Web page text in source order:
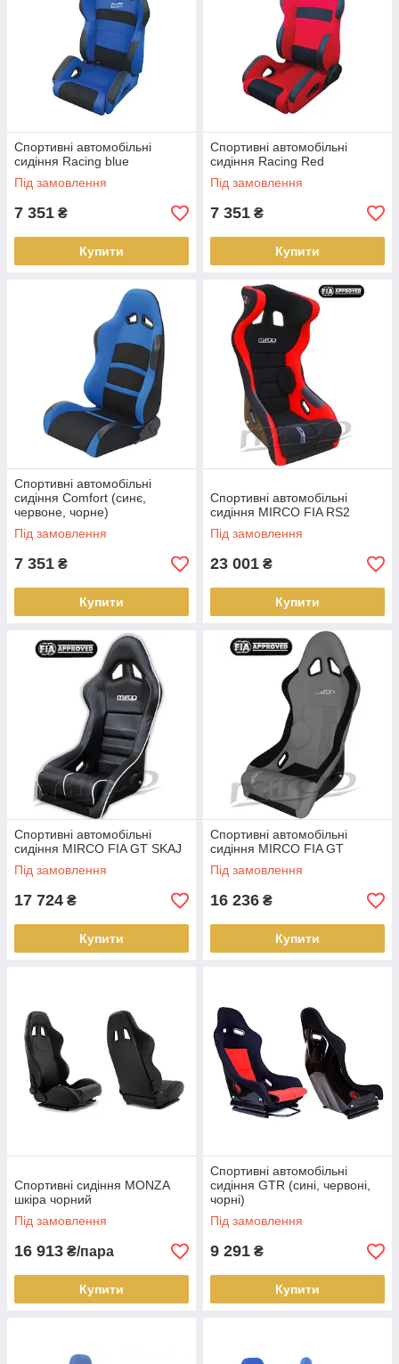
Спортивні автомобільні
сидіння Racing blue
Під замовлення
7 351 ₴
Купити
Спортивні автомобільні
сидіння Racing Red
Під замовлення
7 351 ₴
Купити
Спортивні автомобільні
сидіння Comfort (синє,
червоне, чорне)
Під замовлення
7 351 ₴
Купити
Спортивні автомобільні
сидіння MIRCO FIA RS2
Під замовлення
23 001 ₴
Купити
Спортивні автомобільні
сидіння MIRCO FIA GT SKAJ
Під замовлення
17 724 ₴
Купити
Спортивні автомобільні
сидіння MIRCO FIA GT
Під замовлення
16 236 ₴
Купити
Спортивні сидіння MONZA
шкіра чорний
Під замовлення
16 913 ₴/пара
Купити
Спортивні автомобільні
сидіння GTR (сині, червоні,
чорні)
Під замовлення
9 291 ₴
Купити